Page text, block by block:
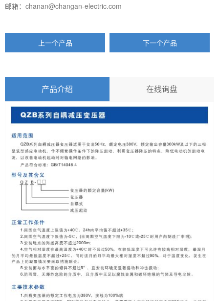
邮箱： chanan@changan-electric.com
上一个产品 下一个产品
产品介绍 在线询盘